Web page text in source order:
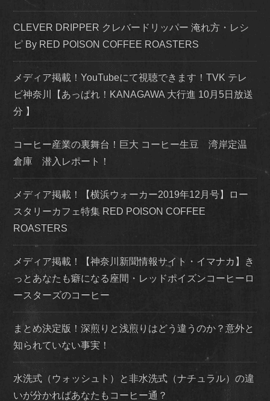
CLEVER DRIPPER クレバードリッパー 淹れ方・レシ
ピ By RED POISON COFFEE ROASTERS
メディア掲載！YouTubeにて視聴できます！TVK テレ
ビ神奈川【あっぱれ！KANAGAWA 大行進 10月5日放送
分 】
コーヒー産業の裏舞台！巨大 コーヒー生豆 湾岸定温
倉庫 潜入レポート！
メディア掲載！【横浜ウォーカー2019年12月号】ロー
スタリーカフェ特集 RED POISON COFFEE
ROASTERS
メディア掲載！【神奈川新聞情報サイト・イマナカ】き
っとあなたも癖になる座間・レッドポイズンコーヒーロ
ースターズのコーヒー
まとめ決定版！深煎りと浅煎りはどう違うのか？意外と
知られていない事実！
水洗式（ウォッシュト）と非水洗式（ナチュラル）の違
いが分かればあなたもコーヒー通？